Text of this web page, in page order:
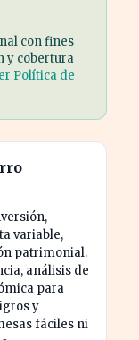
con fines
y cobertura
Política de
variable,
patrimonial.
análisis de
para
y
fáciles ni